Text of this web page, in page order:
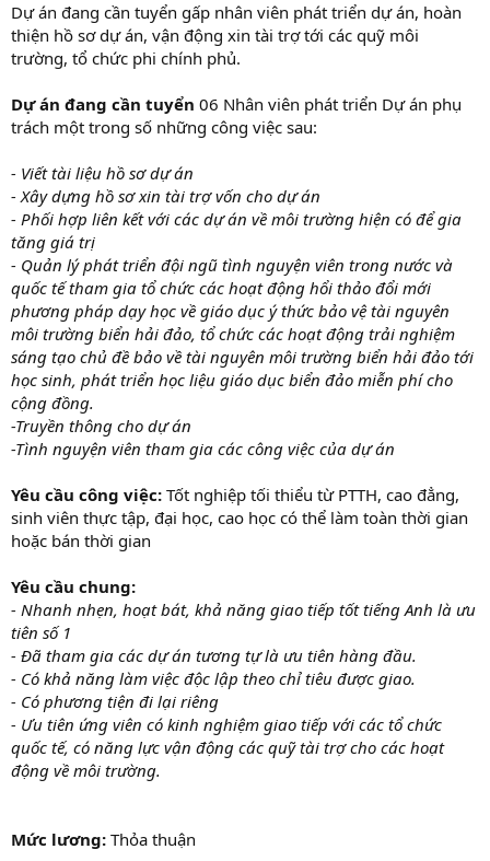
Dự án đang cần tuyển gấp nhân viên phát triển dự án, hoàn
thiện hồ sơ dự án, vận động xin tài trợ tới các quỹ môi
trường, tổ chức phi chính phủ.
Dự án đang cần tuyển 06 Nhân viên phát triển Dự án phụ
trách một trong số những công việc sau:
- Viết tài liệu hồ sơ dự án
- Xây dựng hồ sơ xin tài trợ vốn cho dự án
- Phối hợp liên kết với các dự án về môi trường hiện có để gia
tăng giá trị
- Quản lý phát triển đội ngũ tình nguyện viên trong nước và
quốc tế tham gia tổ chức các hoạt động hổi thảo đổi mới
phương pháp dạy học về giáo dục ý thức bảo vệ tài nguyên
môi trường biển hải đảo, tổ chức các hoạt động trải nghiệm
sáng tạo chủ đề bảo về tài nguyên môi trường biển hải đảo tới
học sinh, phát triển học liệu giáo dục biển đảo miễn phí cho
cộng đồng.
-Truyền thông cho dự án
-Tình nguyện viên tham gia các công việc của dự án
Yêu cầu công việc: Tốt nghiệp tối thiểu từ PTTH, cao đẳng,
sinh viên thực tập, đại học, cao học có thể làm toàn thời gian
hoặc bán thời gian
Yêu cầu chung:
- Nhanh nhẹn, hoạt bát, khả năng giao tiếp tốt tiếng Anh là ưu
tiên số 1
- Đã tham gia các dự án tương tự là ưu tiên hàng đầu.
- Có khả năng làm việc độc lập theo chỉ tiêu được giao.
- Có phương tiện đi lại riêng
- Ưu tiên ứng viên có kinh nghiệm giao tiếp với các tổ chức
quốc tế, có năng lực vận động các quỹ tài trợ cho các hoạt
động về môi trường.
Mức lương: Thỏa thuận